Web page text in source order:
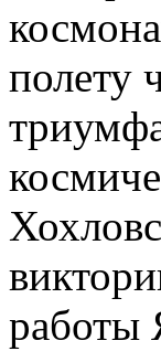
полету
работы